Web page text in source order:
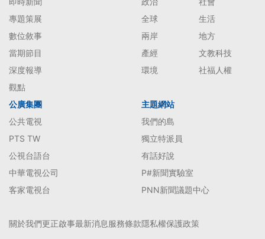
專題策展
數位敘事
當期節目
深度報導
觀點
全球
生活
兩岸
地方
產經
文教科技
環境
社福人權
公廣集團
公共電視
PTS TW
公視台語台
中華電視公司
客家電視台
主題網站
我們的島
獨立特派員
有話好說
P#新聞實驗室
PNN新聞議題中心
關於我們更正啟事最新消息服務條款隱私權保護政策